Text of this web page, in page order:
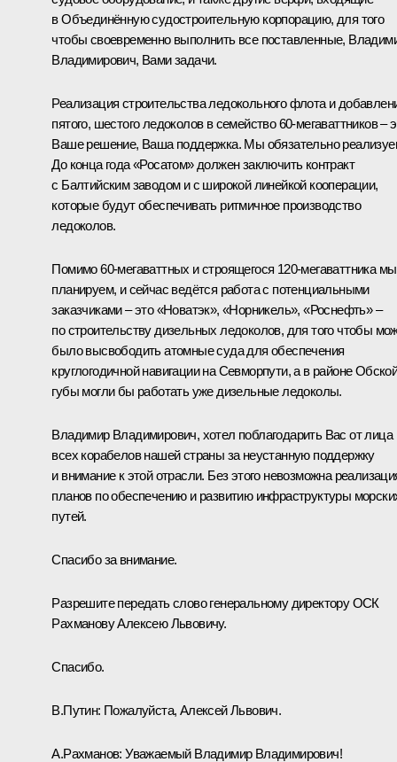
в Объединённую судостроительную корпорацию, для того
чтобы своевременно выполнить все поставленные,
Владимирович, Вами задачи.
Реализация строительства ледокольного флота и
пятого, шестого ледоколов в семейство 60-мегаваттников ‒
Ваше решение, Ваша поддержка. Мы обязательно
До конца года «Росатом» должен заключить контракт
с Балтийским заводом и с широкой линейкой кооперации,
которые будут обеспечивать ритмичное производство
ледоколов.
Помимо 60-мегаваттных и строящегося 120-мегаваттника мы
планируем, и сейчас ведётся работа с потенциальными
заказчиками ‒ это «Новатэк», «Норникель», «Роснефть» ‒
по строительству дизельных ледоколов, для того чтобы
было высвободить атомные суда для обеспечения
круглогодичной навигации на Севморпути, а в районе
губы могли бы работать уже дизельные ледоколы.
Владимир Владимирович, хотел поблагодарить Вас от лица
всех корабелов нашей страны за неустанную поддержку
и внимание к этой отрасли. Без этого невозможна
планов по обеспечению и развитию инфраструктуры
путей.
Спасибо за внимание.
Разрешите передать слово генеральному директору ОСК
Рахманову Алексею Львовичу.
Спасибо.
В.Путин: Пожалуйста, Алексей Львович.
А.Рахманов: Уважаемый Владимир Владимирович!